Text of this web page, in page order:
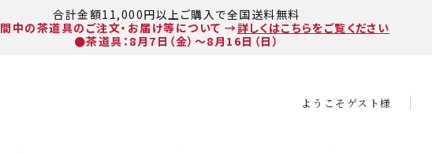
合計金額11,000円以上ご購入で全国送料無料
中の茶道具のご注文・お届け等について →詳しくはこちらをご覧ください
●茶道具：8月7日（金）～8月16日（日）
ようこそゲスト様